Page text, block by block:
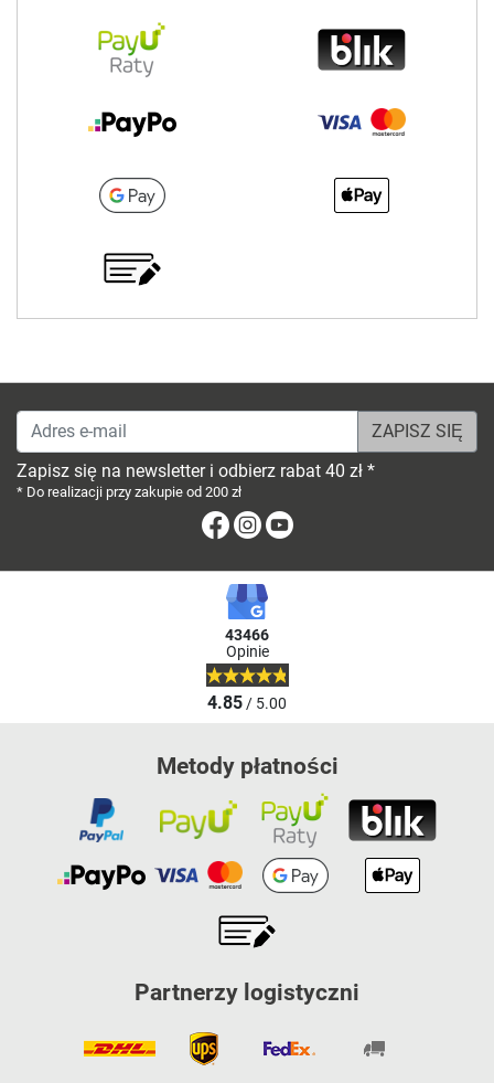
Adres e-mail
Zapisz się na newsletter i odbierz rabat 40 zł *
* Do realizacji przy zakupie od 200 zł
FacebookInstagram
43466
Opinie
4.85/ 5.00
Metody płatności
Partnerzy logistyczni